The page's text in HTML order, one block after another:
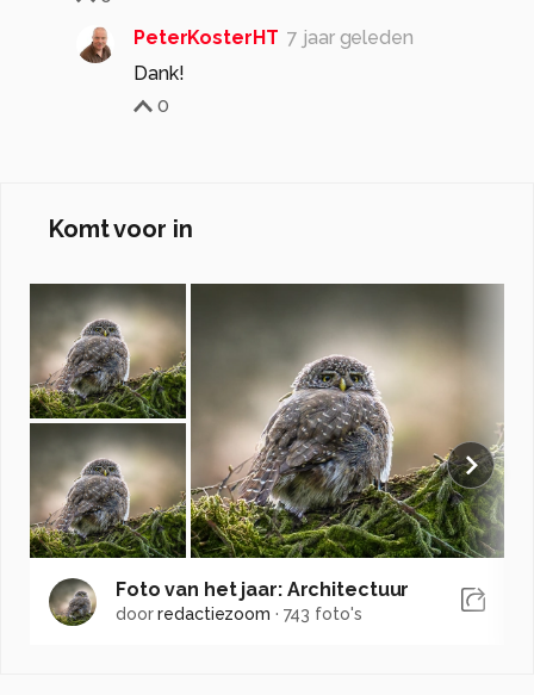
PeterKosterHT 7 jaar geleden
Dank!
0
Komt voor in
Foto van het jaar: Architectuur
doorredactiezoom · 743 foto's